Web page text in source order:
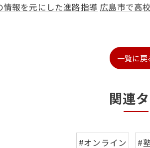
情報を元にした進路指導 広島市で高
一覧に戻
関連
#オンライン #